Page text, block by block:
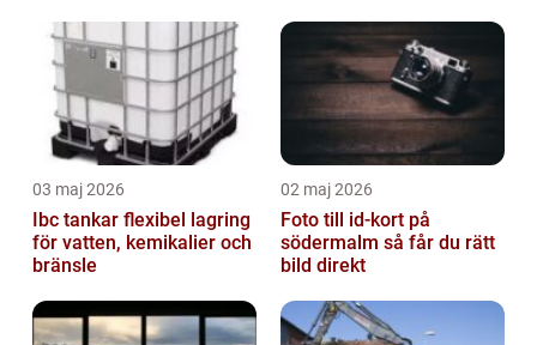
03 maj 2026
Ibc tankar flexibel lagring
för vatten, kemikalier och
bränsle
02 maj 2026
Foto till id-kort på
södermalm så får du rätt
bild direkt